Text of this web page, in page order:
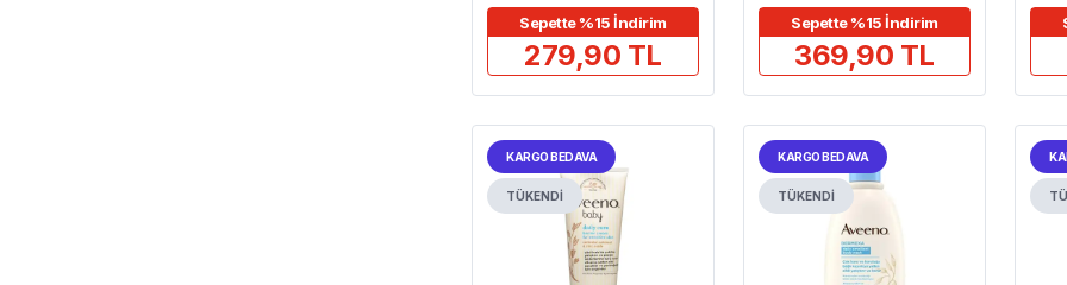
Sepette %15 İndirim
279,90 TL
Sepette %15 İndirim
369,90 TL
KARGO BEDAVA
TÜKENDİ
KARGO BEDAVA
TÜKENDİ